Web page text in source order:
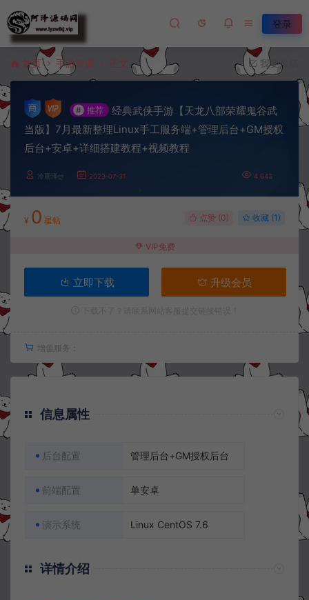
登录
首页 手游资源 正文 我要投稿
# 推荐
经典武侠手游【天龙八部荣耀鬼谷武
当版】7月最新整理Linux手工服务端+管理后台+GM授权
后台+安卓+详细搭建教程+视频教程
冷雨泽ღ 2023-07-31 4,643
¥ 0 星钻 点赞 (0) 收藏 (1)
VIP免费
立即下载 升级会员
增值服务：
信息属性
后台配置 管理后台+GM授权后台
前端配置 单安卓
演示系统 Linux CentOS 7.6
详情介绍